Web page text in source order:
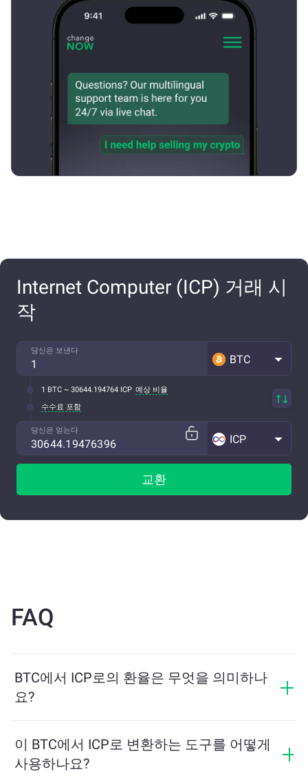
Internet Computer (ICP) 거래 시
작
당신은 보낸다
BTC
1 BTC ~ 30644.194764 ICP 예상 비율
수수료 포함
당신은 얻는다
ICP
교환
FAQ
BTC에서 ICP로의 환율은 무엇을 의미하나
요?
니다. 이 환율은 시장 상황, 수요와 공급, 그리고 유동성에
따라 변동합니다.
이 BTC에서 ICP로 변환하는 도구를 어떻게
사용하나요?